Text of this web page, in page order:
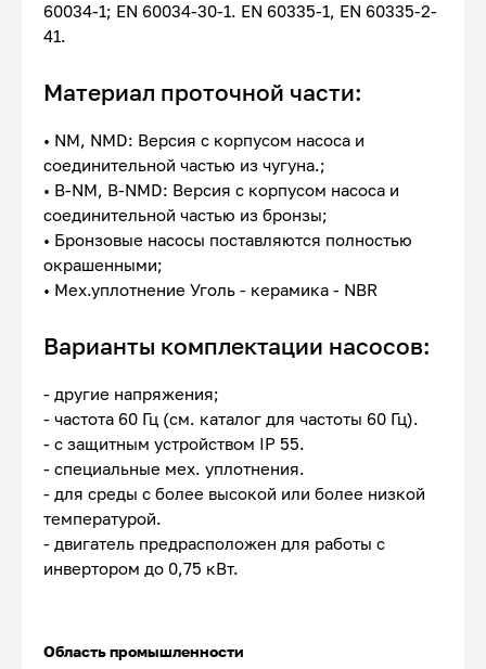
60034-1; EN 60034-30-1. EN 60335-1, EN 60335-2-
41.
Материал проточной части:
• NM, NMD: Версия с корпусом насоса и
соединительной частью из чугуна.;
• B-NM, B-NMD: Версия с корпусом насоса и
соединительной частью из бронзы;
• Бронзовые насосы поставляются полностью
окрашенными;
• Мех.уплотнение Уголь - керамика - NBR
Варианты комплектации насосов:
- другие напряжения;
- частота 60 Гц (см. каталог для частоты 60 Гц).
- с защитным устройством IP 55.
- специальные мех. уплотнения.
- для среды с более высокой или более низкой
температурой.
- двигатель предрасположен для работы с
инвертором до 0,75 кВт.
Область промышленности